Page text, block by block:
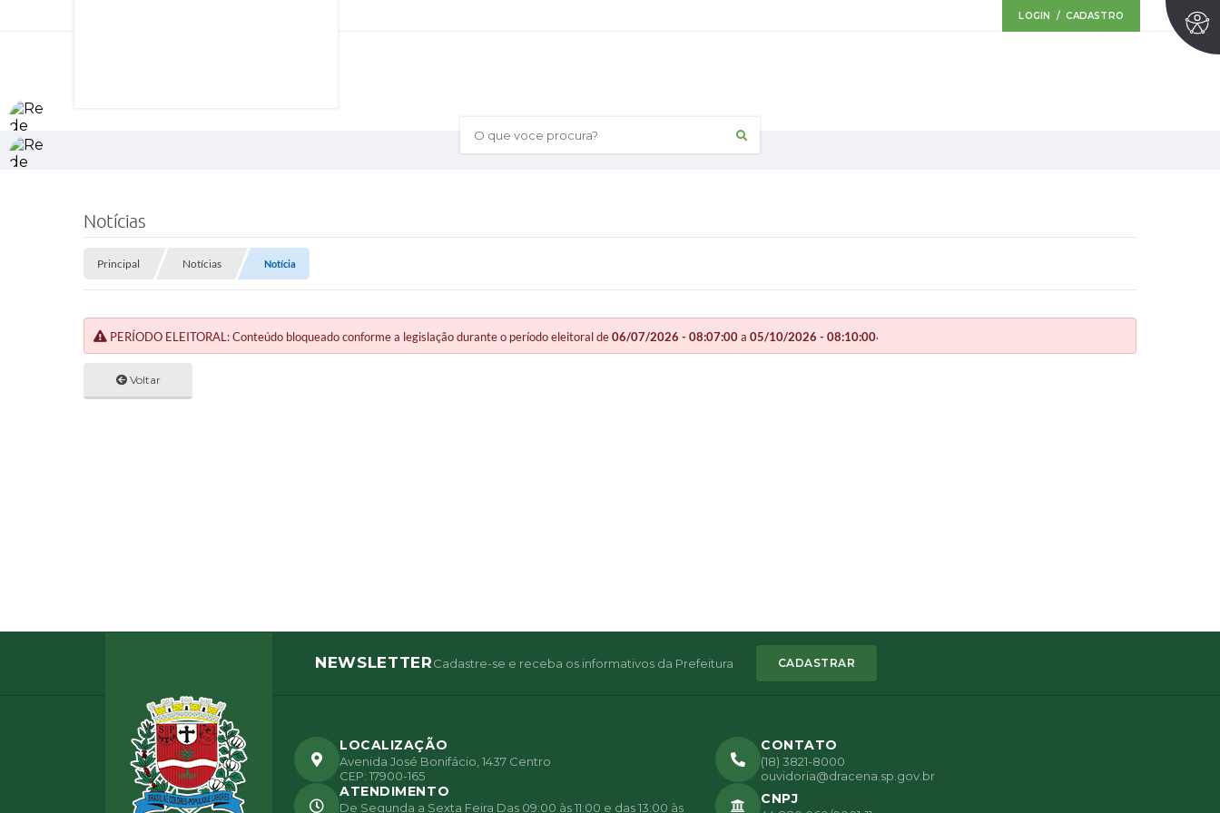
LOGIN / CADASTRO
O que voce procura?
Notícias
Principal Notícias Notícia
PERÍODO ELEITORAL: Conteúdo bloqueado conforme a legislação durante o período eleitoral de06/07/2026 - 08:07:00a 05/10/2026 - 08:10:00.
Voltar
NEWSLETTERCadastre-se e receba os informativos da Prefeitura CADASTRAR
LOCALIZAÇÃO
Avenida José Bonifácio, 1437 Centro
CEP: 17900-165
CONTATO
(18) 3821-8000
ouvidoria@dracena.sp.gov.br
ATENDIMENTO
De Segunda a Sexta Feira Das 09:00 às 11:00 e das 13:00 às
CNPJ